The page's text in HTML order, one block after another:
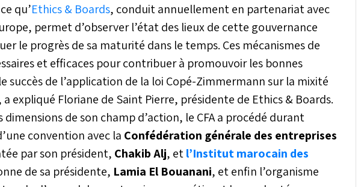
qu’Ethics & Boards, conduit annuellement en partenariat avec
permet d’observer l’état des lieux de cette gouvernance
le progrès de sa maturité dans le temps. Ces mécanismes de
et efficaces pour contribuer à promouvoir les bonnes
succès de l’application de la loi Copé-Zimmermann sur la mixité
a expliqué Floriane de Saint Pierre, présidente de Ethics & Boards.
de son champ d’action, le CFA a procédé durant
convention avec la Confédération générale des entreprises
par son président, Chakib Alj, etl’Institut marocain des
de sa présidente, Lamia El Bouanani, et enfin l’organisme